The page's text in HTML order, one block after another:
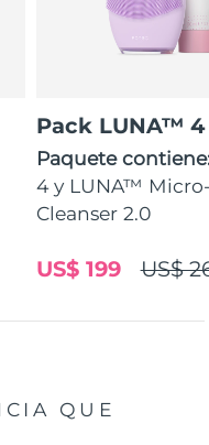
Pack LUNA™ 4
Paquete
4 y LUNA™
Cleanser 2.0
US$
US$ 199
QUE